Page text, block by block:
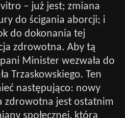
– już jest; zmiana
do ścigania aborcji; i
do dokonania tej
zdrowotna. Aby tą
Minister wezwała do
Trzaskowskiego. Ten
następująco: nowy
zdrowotna jest ostatnim